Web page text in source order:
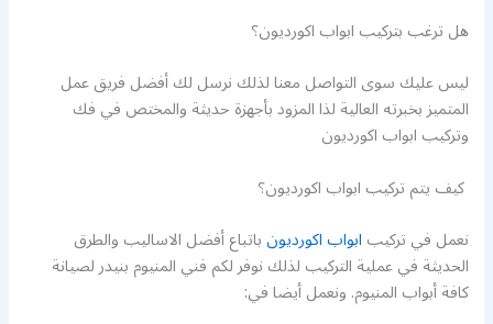
هل ترغب بتركيب ابواب اكورديون؟
ليس عليك سوى التواصل معنا لذلك نرسل لك أفضل فريق عمل
المتميز بخبرته العالية لذا المزود بأجهزة حديثة والمختص في فك
وتركيب ابواب اكورديون
كيف يتم تركيب ابواب اكورديون؟
نعمل في تركيبابواب اكورديونباتباع أفضل الاساليب والطرق
الحديثة في عملية التركيب لذلك نوفر لكم فني المنيوم بنيدر لصيانة
كافة أبواب المنيوم. ونعمل أيضا في: